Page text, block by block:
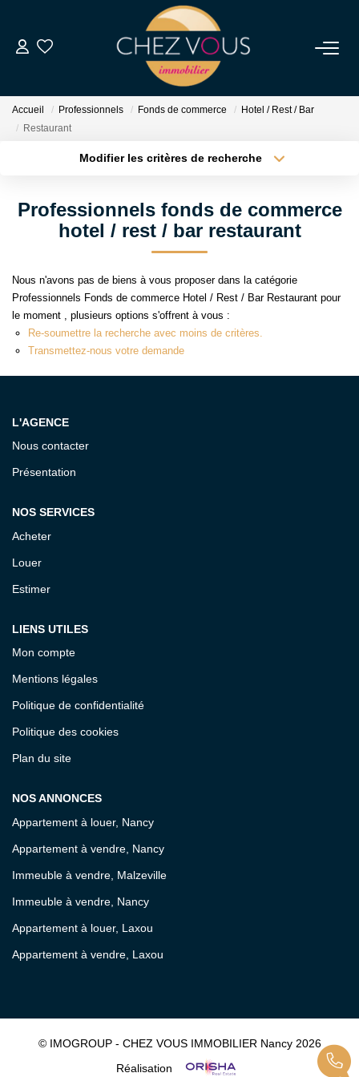
NOS BIENS
ESTIMER
NOS SERVICES
NOTRE AGENCE
Accueil Professionnels Fonds de commerce
Hotel / Rest / Bar
Restaurant
Modifier les critères de recherche
Sélectionnez...
Type de bien
Surface min
Créer une alerte
Professionnels fonds de commerce
hotel / rest / bar restaurant
Nous n'avons pas de biens à vous proposer dans la catégorie
Professionnels Fonds de commerce Hotel / Rest / Bar Restaurant pour
le moment , plusieurs options s'offrent à vous :
Re-soumettre la recherche avec moins de critères.
Transmettez-nous votre demande
L'AGENCE
Nous contacter
Présentation
NOS SERVICES
Acheter
Louer
Estimer
LIENS UTILES
Mon compte
Mentions légales
Politique de confidentialité
Politique des cookies
Plan du site
NOS ANNONCES
Appartement à louer, Nancy
Appartement à vendre, Nancy
Immeuble à vendre, Malzeville
Immeuble à vendre, Nancy
Appartement à louer, Laxou
Appartement à vendre, Laxou
© IMOGROUP - CHEZ VOUS IMMOBILIER Nancy 2026
Réalisation